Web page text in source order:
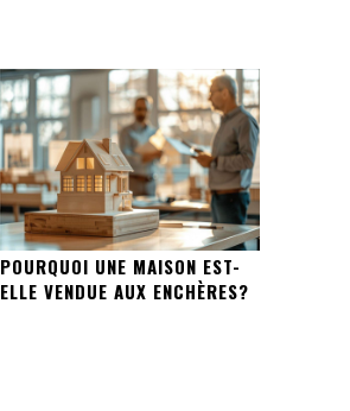
POURQUOI UNE MAISON EST-
ELLE VENDUE AUX ENCHÈRES?